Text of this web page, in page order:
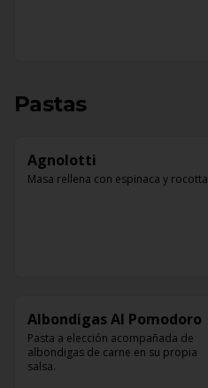
Pastas
Agnolotti
Masa rellena con espinaca y rocotta
Albondigas Al Pomodoro
Pasta a elección acompañada de
albondigas de carne en su propia
salsa.